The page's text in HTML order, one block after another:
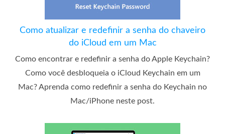
Como atualizar e redefinir a senha do chaveiro
do iCloud em um Mac
Como encontrar e redefinir a senha do Apple Keychain?
Como você desbloqueia o iCloud Keychain em um
Mac? Aprenda como redefinir a senha do Keychain no
Mac/iPhone neste post.